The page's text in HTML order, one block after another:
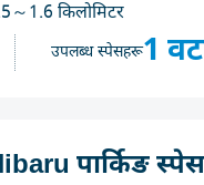
～1.6 किलोमिटर
उपलब्ध स्पेसहरू1
पार्किङ स्पेस